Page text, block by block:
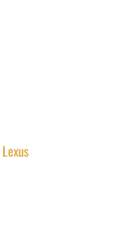
Lexus